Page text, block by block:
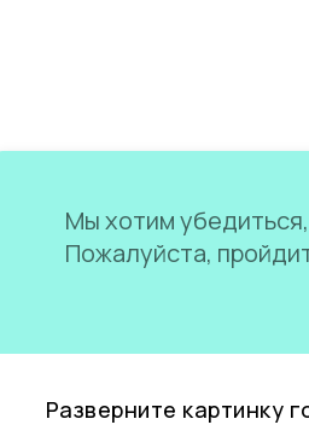
Мы хотим
Пожалуйста,
Разверните картинку